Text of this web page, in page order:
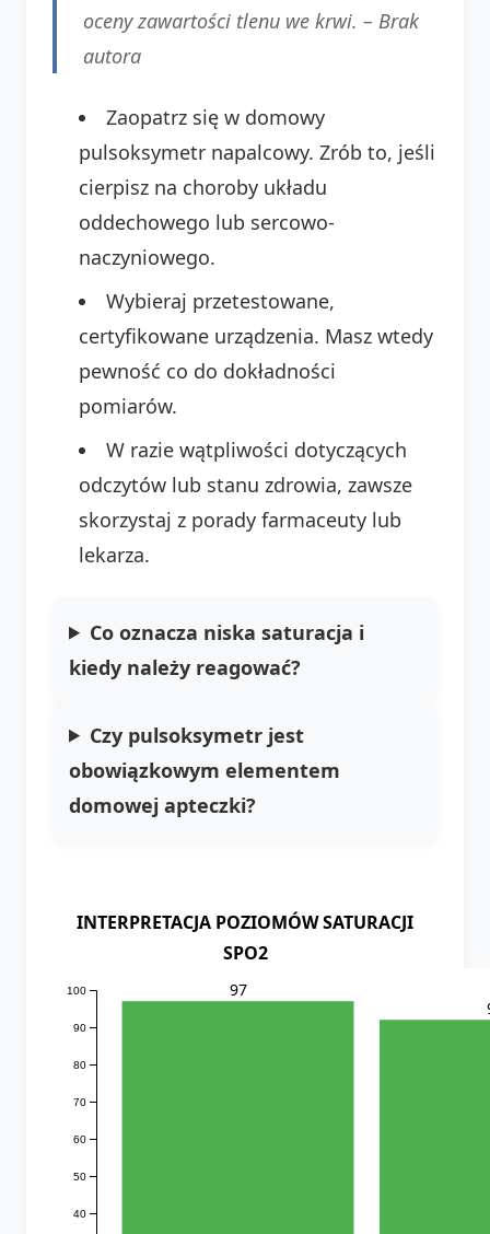
oceny zawartości tlenu we krwi. – Brak
autora
Zaopatrz się w domowy
pulsoksymetr napalcowy. Zrób to, jeśli
cierpisz na choroby układu
oddechowego lub sercowo-
naczyniowego.
Wybieraj przetestowane,
certyfikowane urządzenia. Masz wtedy
pewność co do dokładności
pomiarów.
W razie wątpliwości dotyczących
odczytów lub stanu zdrowia, zawsze
skorzystaj z porady farmaceuty lub
lekarza.
Co oznacza niska saturacja i
kiedy należy reagować?
Czy pulsoksymetr jest
obowiązkowym elementem
domowej apteczki?
INTERPRETACJA POZIOMÓW SATURACJI
SPO2
40
50
60
70
80
90
100
97